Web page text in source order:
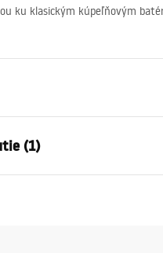
ku klasickým kúpeľňovým
(1)